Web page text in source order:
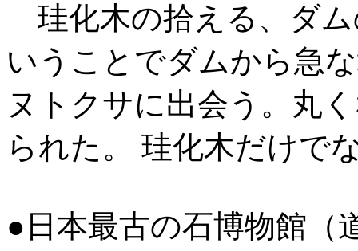
珪化木の拾える、ダ
いうことでダムから急
ヌトクサに出会う。丸
られた。 珪化木だけで
●日本最古の石博物館